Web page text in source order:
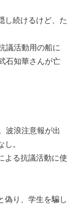
し続けるけど、た
議活動用の船に
石知華さんが亡
波浪注意報が出
。
よる抗議活動に使
偽り、学生を騙し